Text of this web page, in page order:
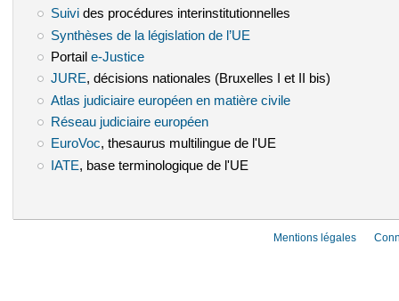
Suivi(le lien est externe)
des procédures interinstitutionnelles
Synthèses de la législation de l’UE
Portail e-Justice(le lien est externe)
JURE(le lien est externe)
, décisions nationales (Bruxelles I et II bis)
Atlas judiciaire européen en matière civile(le lien est externe)
Réseau judiciaire européen(le lien est externe)
EuroVoc(le lien est externe)
, thesaurus multilingue de l'UE
IATE (le lien est externe)
, base terminologique de l'UE
Mentions légales